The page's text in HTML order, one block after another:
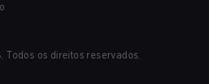
Todos os direitos reservados.